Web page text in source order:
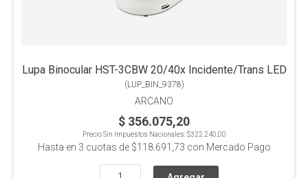
Lupa Binocular HST-3CBW 20/40x Incidente/Trans LED
(LUP_BIN_9378)
ARCANO
$ 356.075,20
Precio Sin Impuestos Nacionales:$322.240,00
Hasta en 3 cuotas de $118.691,73 con Mercado Pago